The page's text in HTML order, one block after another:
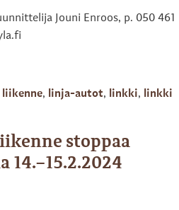
Jouni Enroos, p. 050 461
liikenne, linja-autot, linkki,
linkki
stoppaa
14.–15.2.2024